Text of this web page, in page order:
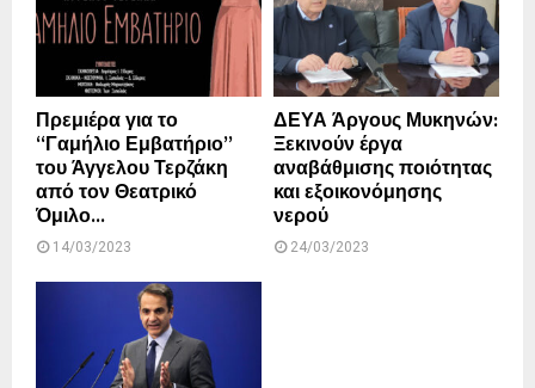
Πρεμιέρα για το
“Γαμήλιο Εμβατήριο”
του Άγγελου Τερζάκη
από τον Θεατρικό
Όμιλο...
14/03/2023
ΔΕΥΑ Άργους Μυκηνών:
Ξεκινούν έργα
αναβάθμισης ποιότητας
και εξοικονόμησης
νερού
24/03/2023